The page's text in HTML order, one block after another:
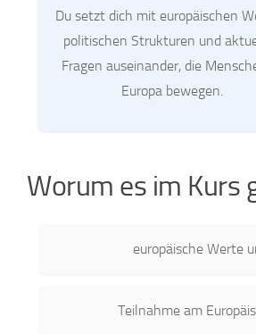
Du setzt dich mit europäischen
politischen Strukturen und
Fragen auseinander, die
Europa bewegen.
Worum es im Kurs
europäische Werte
Teilnahme am